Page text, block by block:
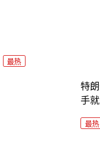
最热
特
手
最热